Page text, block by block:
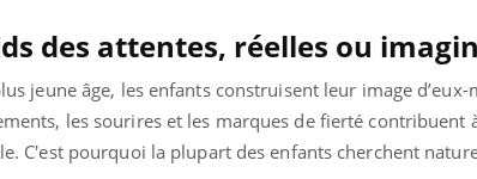
des attentes, réelles ou
jeune âge, les enfants construisent leur image
les sourires et les marques de fierté
C'est pourquoi la plupart des enfants cherchent